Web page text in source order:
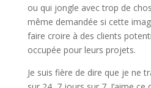
ou qui jongle avec trop de
même demandée si cette
faire croire à des clients
occupée pour leurs projets.
Je suis fière de dire que je ne